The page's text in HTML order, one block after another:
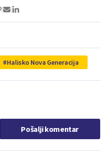
Halisko Nova Generacija
Pošalji komentar